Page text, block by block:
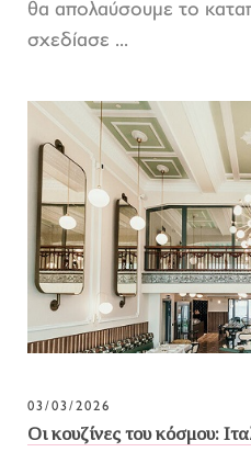
θα απολαύσουμε το
σχεδίασε ...
03/03/2026
Οι κουζίνες του κόσμου: